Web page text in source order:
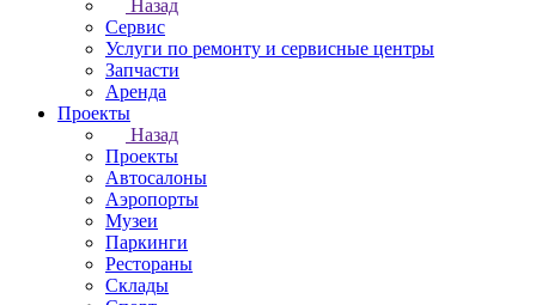
Назад
Сервис
Услуги по ремонту и сервисные центры
Запчасти
Аренда
Проекты
Назад
Проекты
Автосалоны
Аэропорты
Музеи
Паркинги
Рестораны
Склады